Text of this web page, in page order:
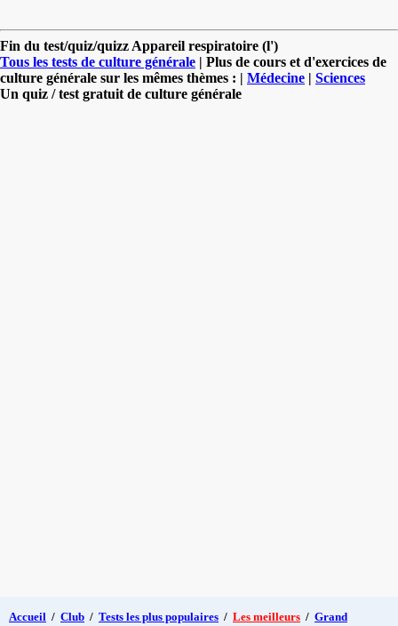
Fin du test/quiz/quizz Appareil respiratoire (l')
Tous les tests de culture générale | Plus de cours et d'exercices de
culture générale sur les mêmes thèmes : | Médecine | Sciences
Un quiz / test gratuit de culture générale
Accueil / Club / Tests les plus populaires / Les meilleurs / Grand